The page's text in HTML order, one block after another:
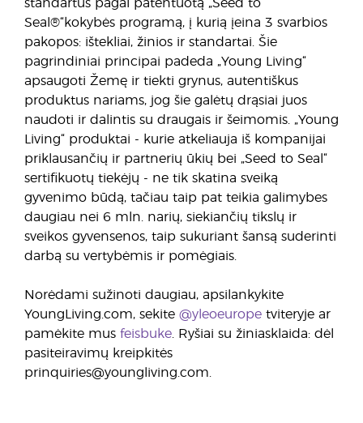
standartus pagal patentuotą „Seed to
Seal®“kokybės programą, į kurią įeina 3 svarbios
pakopos: ištekliai, žinios ir standartai. Šie
pagrindiniai principai padeda „Young Living“
apsaugoti Žemę ir tiekti grynus, autentiškus
produktus nariams, jog šie galėtų drąsiai juos
naudoti ir dalintis su draugais ir šeimomis. „Young
Living“ produktai - kurie atkeliauja iš kompanijai
priklausančių ir partnerių ūkių bei „Seed to Seal“
sertifikuotų tiekėjų - ne tik skatina sveiką
gyvenimo būdą, tačiau taip pat teikia galimybes
daugiau nei 6 mln. narių, siekiančių tikslų ir
sveikos gyvensenos, taip sukuriant šansą suderinti
darbą su vertybėmis ir pomėgiais.
Norėdami sužinoti daugiau, apsilankykite
YoungLiving.com, sekite @yleoeurope tviteryje ar
pamėkite mus feisbuke . Ryšiai su žiniasklaida: dėl
pasiteiravimų kreipkitės
prinquiries@youngliving.com.